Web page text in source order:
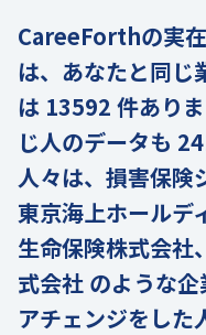
CareeForthの実
は、あなたと同じ
は 13592 件あり
じ人のデータも
人々は、損害保険
東京海上ホールデ
生命保険株式会社
式会社 のような
アチェンジをした